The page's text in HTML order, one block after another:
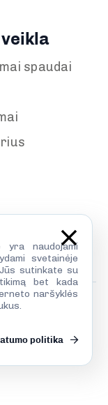
spaudai
yra naudojami
svetainėje
sutinkate su
bet kada
naršyklės
politika